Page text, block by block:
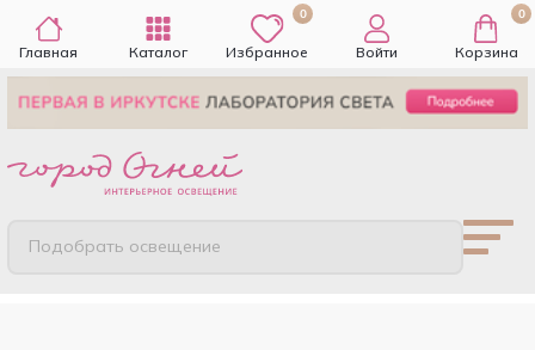
Главная Каталог
0
Избранное Войти
0
Корзина
Подобрать освещение